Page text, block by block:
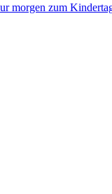
morgen zum